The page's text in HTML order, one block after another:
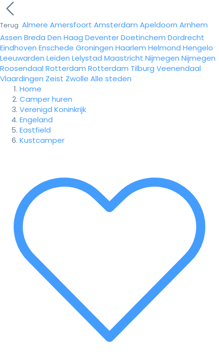
Terug Almere Amersfoort Amsterdam Apeldoorn Arnhem
Assen Breda Den Haag DeventerDoetinchem Dordrecht
Eindhoven Enschede Groningen Haarlem Helmond Hengelo
Leeuwarden Leiden Lelystad Maastricht Nijmegen Nijmegen
Roosendaal Rotterdam Rotterdam Tilburg Veenendaal
Vlaardingen Zeist Zwolle Alle steden
Home
Camper huren
Verenigd Koninkrijk
Engeland
Eastfield
Kustcamper